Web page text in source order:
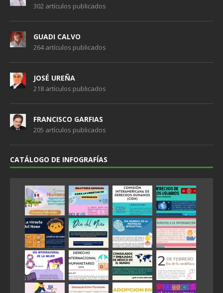
302 artículos publicados
GUADI CALVO
264 artículos publicados
JOSÉ UREÑA
218 artículos publicados
FRANCISCO GARFIAS
205 artículos publicados
CATÁLOGO DE INFOGRAFÍAS